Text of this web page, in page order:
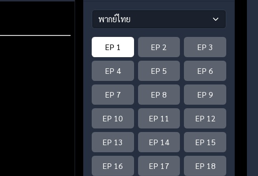
EP 1 EP 2 EP 3
EP 4 EP 5 EP 6
EP 7 EP 8 EP 9
EP 10 EP 11 EP 12
EP 13 EP 14 EP 15
EP 16 EP 17 EP 18